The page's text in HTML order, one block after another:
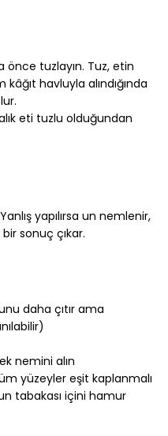
önce tuzlayın. Tuz, etin
havluyla alındığında
eti tuzlu olduğundan
yapılırsa un nemlenir,
sonuç çıkar.
daha çıtır ama
nemini alın
yüzeyler eşit kaplanmalı
tabakası içini hamur